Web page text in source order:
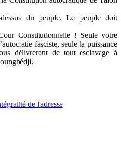
du peuple. Le peuple doit
Constitutionnelle ! Seule votre
fasciste, seule la puissance
délivreront de tout esclavage à
de l'adresse